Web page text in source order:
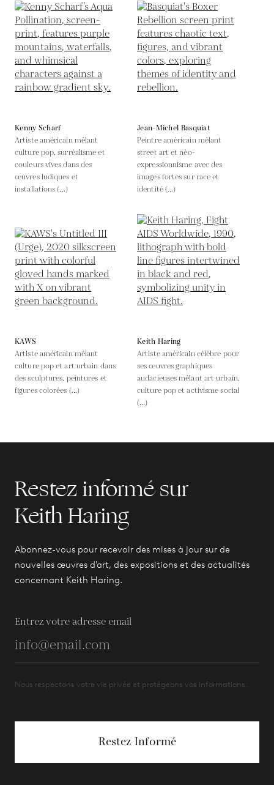
Kenny Scharf
Artiste américain mêlant
culture pop, surréalisme et
couleurs vives dans des
œuvres ludiques et
installations (...)
Jean-Michel Basquiat
Peintre américain mêlant
street art et néo-
expressionnisme avec des
images fortes sur race et
identité (...)
KAWS
Artiste américain mêlant
culture pop et art urbain dans
des sculptures, peintures et
figures colorées (...)
Keith Haring
Artiste américain célèbre pour
ses œuvres graphiques
audacieuses mêlant art urbain,
culture pop et activisme social
(...)
Restez informé sur
Keith Haring
Abonnez-vous pour recevoir des mises à jour sur de
nouvelles œuvres d'art, des expositions et des actualités
concernant Keith Haring.
Entrez votre adresse email
Nous respectons votre vie privée et protégeons vos informations.
Restez Informé